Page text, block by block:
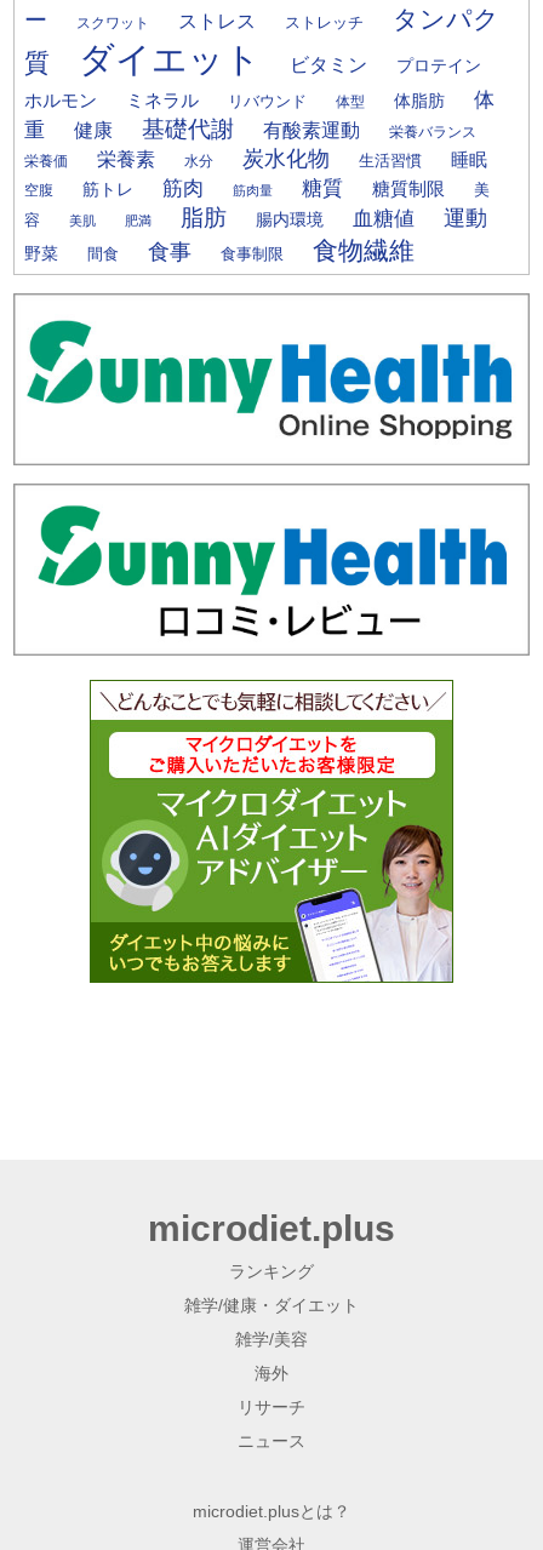
ー
スクワット ストレス ストレッチ
タンパク
質
ダイエット ビタミン
プロテイン
ホルモン
ミネラル リバウンド 体型 体脂肪
体
重
健康 基礎代謝 有酸素運動 栄養バランス
栄養価 栄養素 水分 炭水化物 生活習慣 睡眠
空腹 筋トレ 筋肉 筋肉量 糖質 糖質制限
美
容
美肌 肥満 脂肪 腸内環境 血糖値 運動
野菜 間食 食事 食事制限 食物繊維
microdiet.plus
ランキング
雑学/健康・ダイエット
雑学/美容
海外
リサーチ
ニュース
microdiet.plusとは？
運営会社